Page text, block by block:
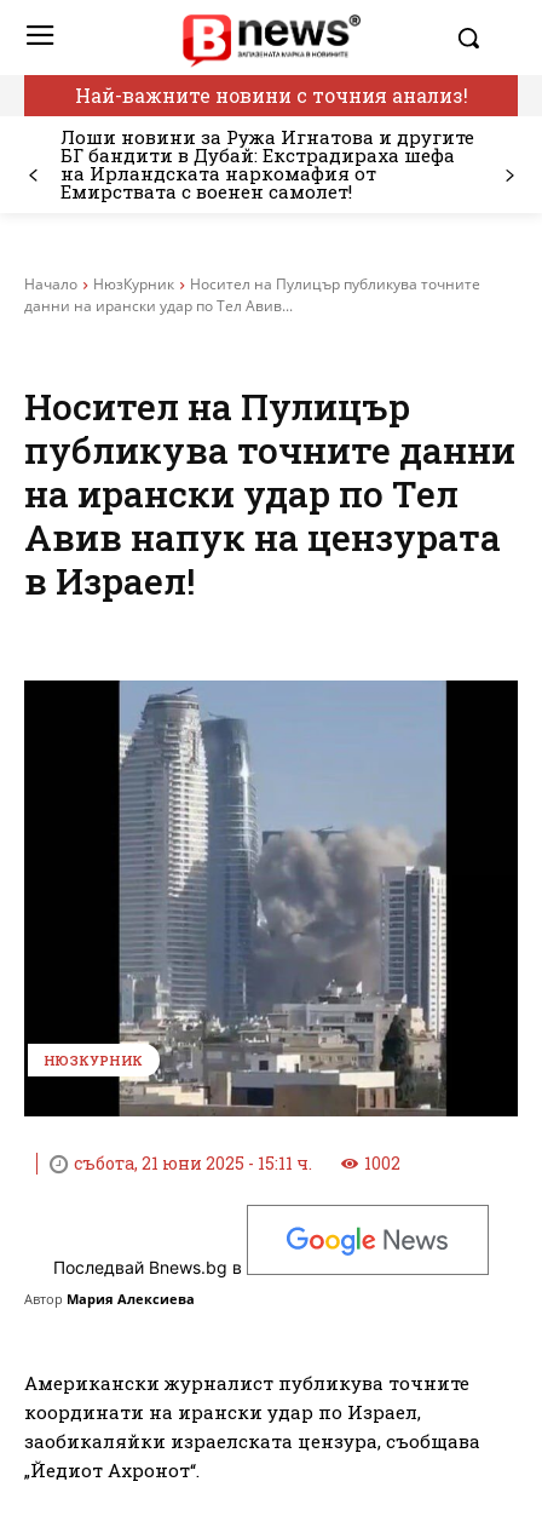
Най-важните новини с точния анализ!
Лоши новини за Ружа Игнатова и другите
БГ бандити в Дубай: Екстрадираха шефа
на Ирландската наркомафия от
Емирствата с военен самолет!
Начало НюзКурник
Носител на Пулицър публикува точните
данни на ирански удар по Тел Авив...
Носител на Пулицър
публикува точните данни
на ирански удар по Тел
Авив напук на цензурата
в Израел!
НЮЗКУРНИК
събота, 21 юни 2025 - 15:11 ч. 1002
Последвай Bnews.bg в
Автор Мария Алексиева
Американски журналист публикува точните
координати на ирански удар по Израел,
заобикаляйки израелската цензура, съобщава
„Йедиот Ахронот“.